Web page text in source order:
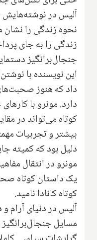
آلیس در نوشته‌هایش
نحوه زندگی را
زندگی را به جای
جنجال‌برانگیز
این نویسنده با
داد که هنوز
دارد. مونرو با
کوتاه می‌تواند در
بیشتر و تجربیات
دلیل بود که کمیته
مونرو در انتقال
یک داستان کوتاه
کوتاه کانادا نامید.
آلیس در دنیای آرام
مسایل جنجال‌برانگیز